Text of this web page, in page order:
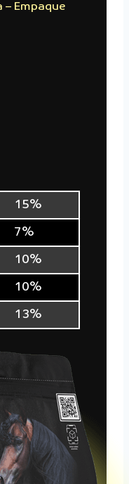
Empaque
15%
7%
10%
10%
13%